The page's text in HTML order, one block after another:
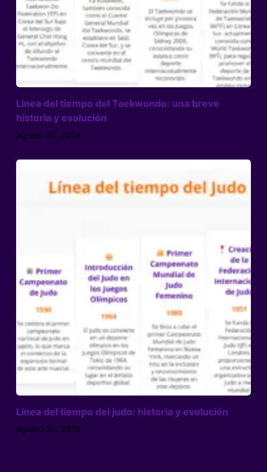
Línea del tiempo del Taekwondo: una breve
historia y evolución
agosto 30, 2024
Línea del tiempo del judo: historia y evolución
agosto 30, 2024